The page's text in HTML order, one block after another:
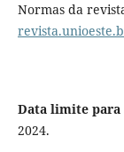
Normas da
Data limite para
2024.